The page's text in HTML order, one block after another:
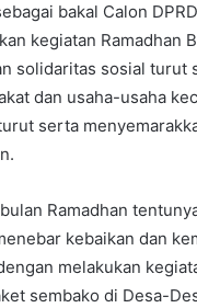
bakal Calon
kegiatan Ramadhan
solidaritas sosial turut
dan usaha-usaha
serta
Ramadhan
kebaikan dan
melakukan
sembako di Desa-